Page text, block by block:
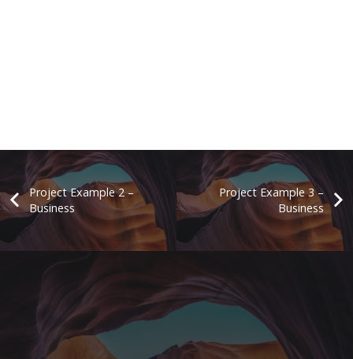
Project Example 2 –
Business
Project Example 3 –
Business